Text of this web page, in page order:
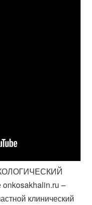
–
клинический